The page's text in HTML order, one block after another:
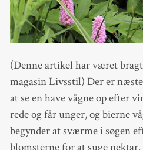
(Denne artikel har været
magasin Livsstil) Der er
at se en have vågne op efter
rede og får unger, og bierne
begynder at sværme i søgen